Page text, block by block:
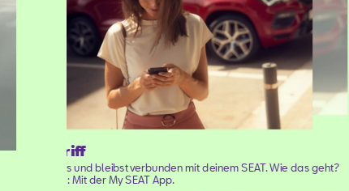
Fernzugriff
Du steigst aus und bleibst verbunden mit deinem SEAT. Wie das geht?
Ganz einfach: Mit der My SEAT App.